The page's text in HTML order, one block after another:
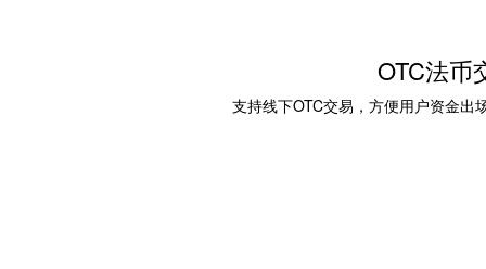
OTC法币
支持线下OTC交易，方便用户资金出